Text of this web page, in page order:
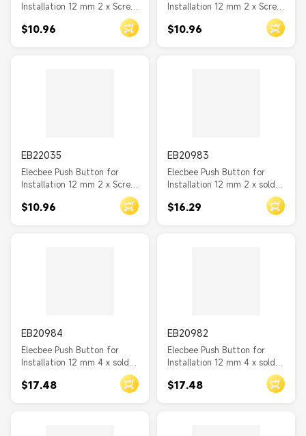
Installation 12 mm 2 x Screw
$10.96
Installation 12 mm 2 x Screw
$10.96
EB22035
Elecbee Push Button for
Installation 12 mm 2 x Screw
$10.96
EB20983
Elecbee Push Button for
Installation 12 mm 2 x solder
$16.29
EB20984
Elecbee Push Button for
Installation 12 mm 4 x solder
$17.48
EB20982
Elecbee Push Button for
Installation 12 mm 4 x solder
connection LED green dot
$17.48